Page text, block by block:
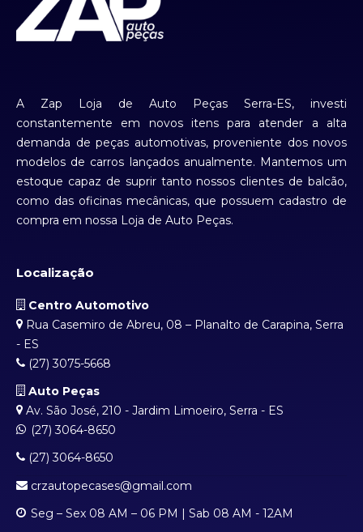
A Zap Loja de Auto Peças Serra-ES, investi
constantemente em novos itens para atender a alta
demanda de peças automotivas, proveniente dos novos
modelos de carros lançados anualmente. Mantemos um
estoque capaz de suprir tanto nossos clientes de balcão,
como das oficinas mecânicas, que possuem cadastro de
compra em nossa Loja de Auto Peças.
Localização
Centro Automotivo
Rua Casemiro de Abreu, 08 – Planalto de Carapina, Serra
- ES
(27) 3075-5668
Auto Peças
Av. São José, 210 - Jardim Limoeiro, Serra - ES
(27) 3064-8650
(27) 3064-8650
crzautopecases@gmail.com
Seg – Sex 08 AM – 06 PM | Sab 08 AM - 12AM